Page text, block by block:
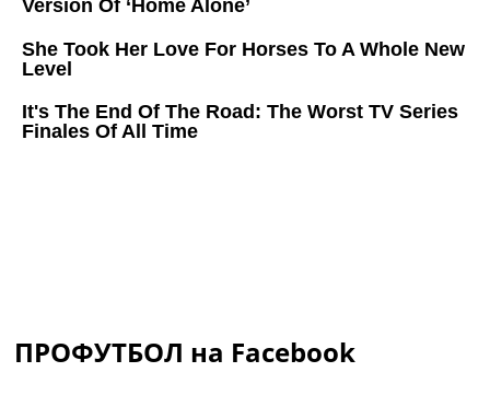
ПРОФУТБОЛ на Facebook